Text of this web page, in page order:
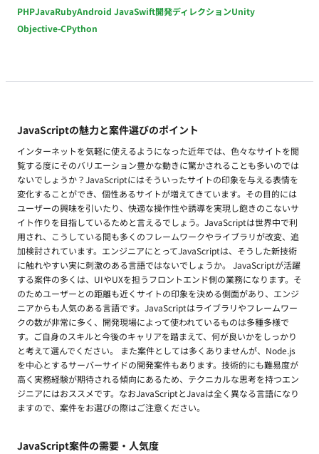
PHPJavaRubyAndroid JavaSwift開発ディレクションUnity
Objective-CPython
JavaScriptの魅力と案件選びのポイント
インターネットを気軽に使えるようになった近年では、色々なサイトを閲
覧する度にそのバリエーション豊かな動きに驚かされることも多いのでは
ないでしょうか？JavaScriptにはそういったサイトの印象を与える表情を
変化することができ、個性あるサイトが増えてきています。その目的には
ユーザーの興味を引いたり、快適な操作性や誘導を実現し飽きのこないサ
イト作りを目指しているためと言えるでしょう。JavaScriptは世界中で利
用され、こうしている間も多くのフレームワークやライブラリが改変、追
加検討されています。エンジニアにとってJavaScriptは、そうした新技術
に触れやすい実に刺激のある言語ではないでしょうか。 JavaScriptが活躍
する案件の多くは、UIやUXを担うフロントエンド側の業務になります。そ
のためユーザーとの距離も近くサイトの印象を決める側面があり、エンジ
ニアからも人気のある言語です。JavaScriptはライブラリやフレームワー
クの数が非常に多く、開発現場によって使われているものは多種多様で
す。ご自身のスキルと今後のキャリアを踏まえて、何が良いかをしっかり
と考えて選んでください。 また案件としては多くありませんが、Node.js
を中心とするサーバーサイドの開発案件もあります。技術的にも難易度が
高く実務経験が期待される傾向にあるため、テクニカルな思考を持つエン
ジニアにはおススメです。なおJavaScriptとJavaは全く異なる言語になり
ますので、案件をお選びの際はご注意ください。
JavaScript案件の需要・人気度